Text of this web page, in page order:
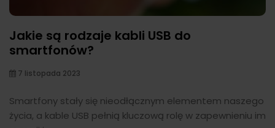
Jakie są rodzaje kabli USB do
smartfonów?
7 listopada 2023
Smartfony stały się nieodłącznym elementem naszego
życia, a kable USB pełnią kluczową rolę w zapewnieniu im